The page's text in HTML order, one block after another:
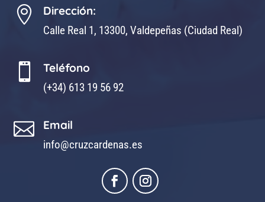
 Dirección:
Calle Real 1, 13300, Valdepeñas (Ciudad Real)
 Teléfono
(+34) 613 19 56 92
 Email
info@cruzcardenas.es